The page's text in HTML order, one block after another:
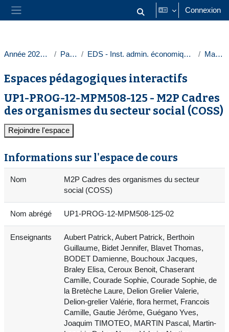
Passer au contenu principal
Panneau latéral Activer/désactiver la saisie
Connexion
Année 2025-2026 Paris 1 EDS - Inst. admin. économique et sociale Masters
Espaces pédagogiques interactifs
UP1-PROG-12-MPM508-125 - M2P Cadres
des organismes du secteur social (COSS)
Rejoindre l'espace
Informations sur l'espace de cours
Nom
M2P Cadres des organismes du secteur
social (COSS)
Nom abrégé UP1-PROG-12-MPM508-125-02
Enseignants
Aubert Patrick, Aubert Patrick, Berthoin
Guillaume, Bidet Jennifer, Blavet Thomas,
BODET Damienne, Bouchoux Jacques,
Braley Elisa, Ceroux Benoit, Chaserant
Camille, Courade Sophie, Courade Sophie, de
la Bretèche Laure, Delion Grelier Valerie,
Delion-grelier Valérie, flora hermet, Francois
Camille, Gautie Jérôme, Guégano Yves,
Joaquim TIMOTEO, MARTIN Pascal, Martin-